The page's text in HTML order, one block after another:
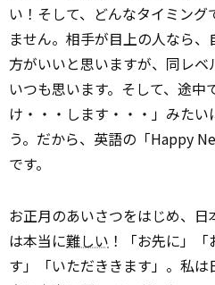
い！そして、どんなタイミン
ません。相手が目上の人なら
方がいいと思いますが、同レベ
いつも思います。そして、途
け・・・します・・・」みた
う。だから、英語の「Happy
です。
お正月のあいさつをはじめ、
は本当に難しい ！「お先に」
す」「いただききます」。私